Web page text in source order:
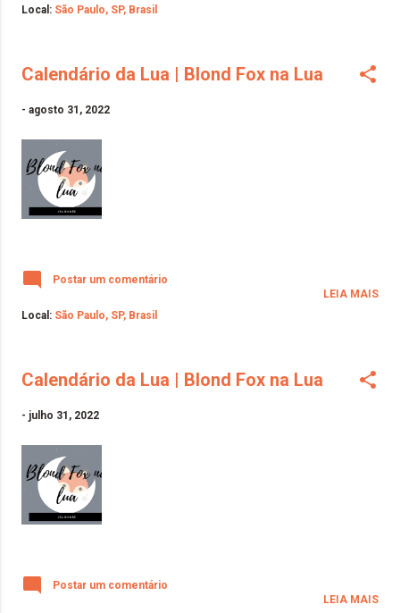
Local: São Paulo, SP, Brasil
Calendário da Lua | Blond Fox na Lua
- agosto 31, 2022
Postar um comentário
Local: São Paulo, SP, Brasil
LEIA MAIS
Calendário da Lua | Blond Fox na Lua
- julho 31, 2022
Postar um comentário
LEIA MAIS